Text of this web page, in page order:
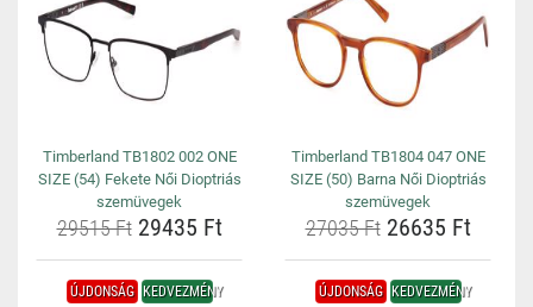
Timberland TB1802 002 ONE
SIZE (54) Fekete Női Dioptriás
szemüvegek
29515 Ft29435 Ft
Timberland TB1804 047 ONE
SIZE (50) Barna Női Dioptriás
szemüvegek
27035 Ft26635 Ft
ÚJDONSÁG KEDVEZMÉNY ÚJDONSÁG KEDVEZMÉNY